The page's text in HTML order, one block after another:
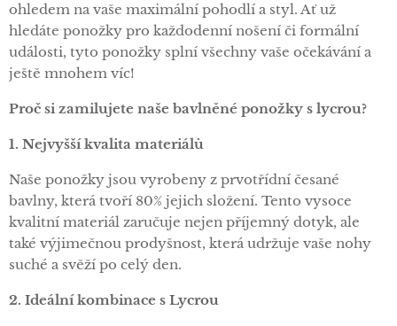
ohledem na vaše maximální pohodlí a styl. Ať už
hledáte ponožky pro každodenní nošení či formální
události, tyto ponožky splní všechny vaše očekávání a
ještě mnohem víc!
Proč si zamilujete naše bavlněné ponožky s lycrou?
1. Nejvyšší kvalita materiálů
Naše ponožky jsou vyrobeny z prvotřídní česané
bavlny, která tvoří 80% jejich složení. Tento vysoce
kvalitní materiál zaručuje nejen příjemný dotyk, ale
také výjimečnou prodyšnost, která udržuje vaše nohy
suché a svěží po celý den.
2. Ideální kombinace s Lycrou